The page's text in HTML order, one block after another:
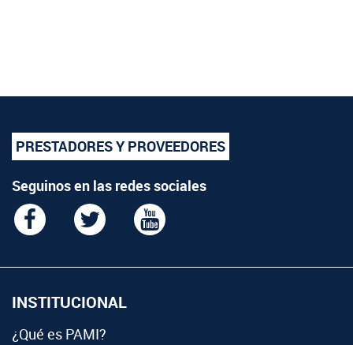
PRESTADORES Y PROVEEDORES
Seguinos en las redes sociales
INSTITUCIONAL
¿Qué es PAMI?